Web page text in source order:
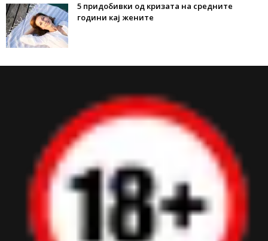
5 придобивки од кризата на средните
години кај жените